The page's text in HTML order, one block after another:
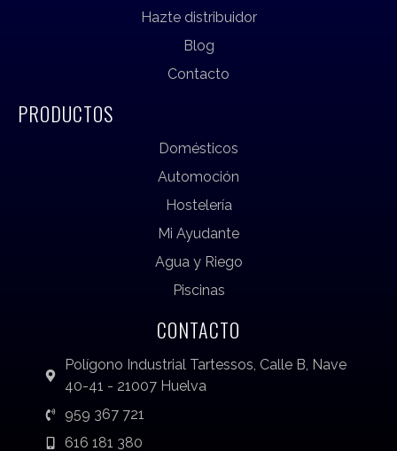
Hazte distribuidor
Blog
Contacto
PRODUCTOS
Domésticos
Automoción
Hostelería
Mi Ayudante
Agua y Riego
Piscinas
CONTACTO
Polígono Industrial Tartessos, Calle B, Nave
40-41 - 21007 Huelva
959 367 721
616 181 380